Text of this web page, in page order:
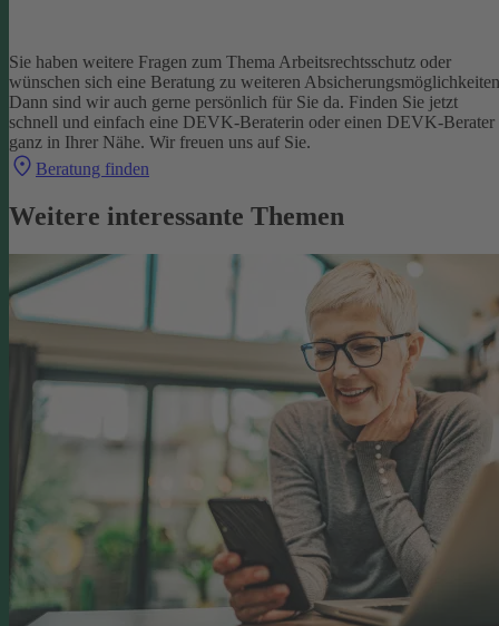
Sie haben weitere Fragen zum Thema Arbeitsrechtsschutz oder
wünschen sich eine Beratung zu weiteren
Dann sind wir auch gerne persönlich für Sie da. Finden Sie jetzt
schnell und einfach eine DEVK-Beraterin oder einen DEVK-Berater
ganz in Ihrer Nähe. Wir freuen uns auf Sie.
Beratung finden
Weitere interessante Themen